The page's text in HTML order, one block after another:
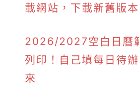
載網站，下載新舊版
2026/2027空白日曆
列印！自己填每日待
來